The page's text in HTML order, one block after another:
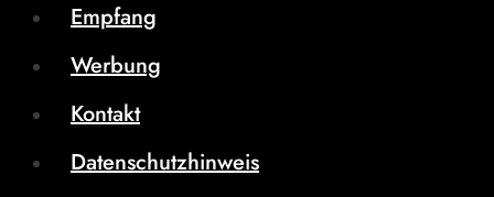
Empfang
Werbung
Kontakt
Datenschutzhinweis